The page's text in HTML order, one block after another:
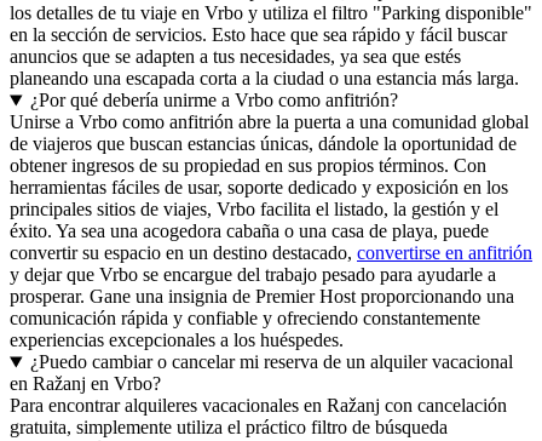
los detalles de tu viaje en Vrbo y utiliza el filtro "Parking disponible"
en la sección de servicios. Esto hace que sea rápido y fácil buscar
anuncios que se adapten a tus necesidades, ya sea que estés
planeando una escapada corta a la ciudad o una estancia más larga.
¿Por qué debería unirme a Vrbo como anfitrión?
Unirse a Vrbo como anfitrión abre la puerta a una comunidad global
de viajeros que buscan estancias únicas, dándole la oportunidad de
obtener ingresos de su propiedad en sus propios términos. Con
herramientas fáciles de usar, soporte dedicado y exposición en los
principales sitios de viajes, Vrbo facilita el listado, la gestión y el
éxito. Ya sea una acogedora cabaña o una casa de playa, puede
convertir su espacio en un destino destacado, convertirse en anfitrión
y dejar que Vrbo se encargue del trabajo pesado para ayudarle a
prosperar. Gane una insignia de Premier Host proporcionando una
comunicación rápida y confiable y ofreciendo constantemente
experiencias excepcionales a los huéspedes.
¿Puedo cambiar o cancelar mi reserva de un alquiler vacacional
en Ražanj en Vrbo?
Para encontrar alquileres vacacionales en Ražanj con cancelación
gratuita, simplemente utiliza el práctico filtro de búsqueda